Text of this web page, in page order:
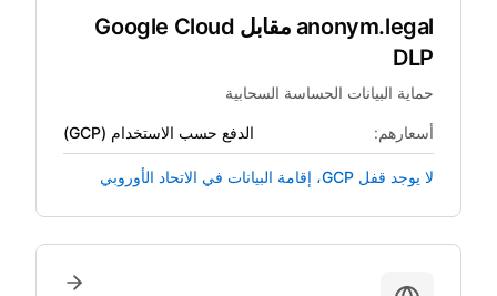
anonym.legal مقابل Google Cloud
DLP
حماية البيانات الحساسة السحابية
أسعارهم: الدفع حسب الاستخدام (GCP)
لا يوجد قفل GCP، إقامة البيانات في الاتحاد الأوروبي